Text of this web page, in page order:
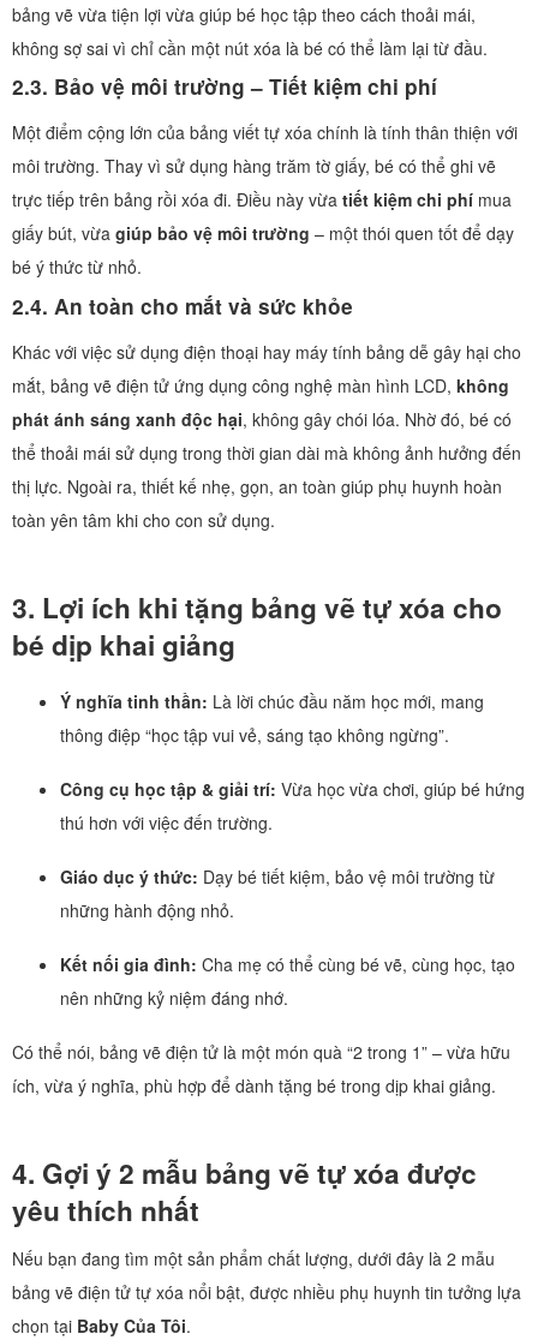
bảng vẽ vừa tiện lợi vừa giúp bé học tập theo cách thoải mái,
không sợ sai vì chỉ cần một nút xóa là bé có thể làm lại từ đầu.
2.3. Bảo vệ môi trường – Tiết kiệm chi phí
Một điểm cộng lớn của bảng viết tự xóa chính là tính thân thiện với
môi trường. Thay vì sử dụng hàng trăm tờ giấy, bé có thể ghi vẽ
trực tiếp trên bảng rồi xóa đi. Điều này vừa tiết kiệm chi phí mua
giấy bút, vừa giúp bảo vệ môi trường – một thói quen tốt để dạy
bé ý thức từ nhỏ.
2.4. An toàn cho mắt và sức khỏe
Khác với việc sử dụng điện thoại hay máy tính bảng dễ gây hại cho
mắt, bảng vẽ điện tử ứng dụng công nghệ màn hình LCD, không
phát ánh sáng xanh độc hại, không gây chói lóa. Nhờ đó, bé có
thể thoải mái sử dụng trong thời gian dài mà không ảnh hưởng đến
thị lực. Ngoài ra, thiết kế nhẹ, gọn, an toàn giúp phụ huynh hoàn
toàn yên tâm khi cho con sử dụng.
3. Lợi ích khi tặng bảng vẽ tự xóa cho
bé dịp khai giảng
Ý nghĩa tinh thần: Là lời chúc đầu năm học mới, mang
thông điệp “học tập vui vẻ, sáng tạo không ngừng”.
Công cụ học tập & giải trí: Vừa học vừa chơi, giúp bé hứng
thú hơn với việc đến trường.
Giáo dục ý thức: Dạy bé tiết kiệm, bảo vệ môi trường từ
những hành động nhỏ.
Kết nối gia đình: Cha mẹ có thể cùng bé vẽ, cùng học, tạo
nên những kỷ niệm đáng nhớ.
Có thể nói, bảng vẽ điện tử là một món quà “2 trong 1” – vừa hữu
ích, vừa ý nghĩa, phù hợp để dành tặng bé trong dịp khai giảng.
4. Gợi ý 2 mẫu bảng vẽ tự xóa được
yêu thích nhất
Nếu bạn đang tìm một sản phẩm chất lượng, dưới đây là 2 mẫu
bảng vẽ điện tử tự xóa nổi bật, được nhiều phụ huynh tin tưởng lựa
chọn tại Baby Của Tôi.